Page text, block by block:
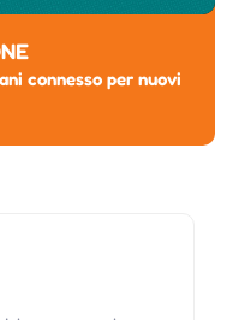
connesso per nuovi